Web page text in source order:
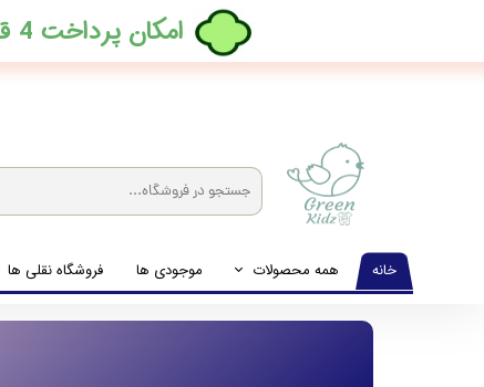
خانه همه محصولات
لباس نوزاد تا نوجوان
موجودی ها فروشگاه نقلی ها
​امکان پرداخت 4 قسطه بدون کارمزد، در ترب پی فعال شد